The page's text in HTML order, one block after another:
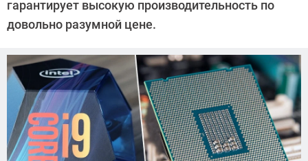
гарантирует высокую производительность по
довольно разумной цене.